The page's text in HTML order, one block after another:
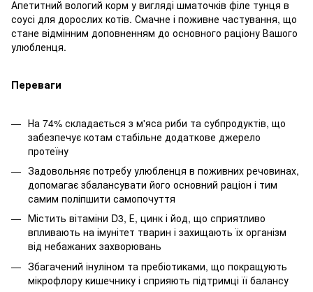
Апетитний вологий корм у вигляді шматочків філе тунця в
соусі для дорослих котів. Смачне і поживне частування, що
стане відмінним доповненням до основного раціону Вашого
улюбленця.
Переваги
На 74% складається з м'яса риби та субпродуктів, що
забезпечує котам стабільне додаткове джерело
протеїну
Задовольняє потребу улюбленця в поживних речовинах,
допомагає збалансувати його основний раціон і тим
самим поліпшити самопочуття
Містить вітаміни D3, Е, цинк і йод, що сприятливо
впливають на імунітет тварин і захищають їх організм
від небажаних захворювань
Збагачений інуліном та пребіотиками, що покращують
мікрофлору кишечнику і сприяють підтримці її балансу